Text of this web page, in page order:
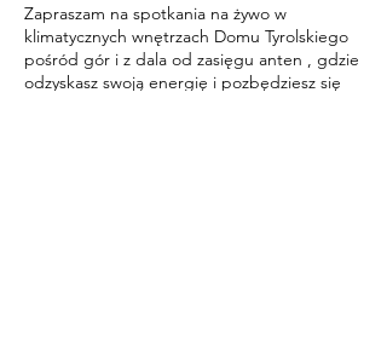
Zapraszam na spotkania na żywo w
klimatycznych wnętrzach Domu Tyrolskiego
pośród gór i z dala od zasięgu anten , gdzie
odzyskasz swoją energię i pozbędziesz się